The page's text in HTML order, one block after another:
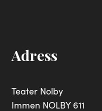
Adress
Teater Nolby
Immen NOLBY 611